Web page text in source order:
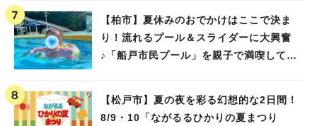
【柏市】夏休みのおでかけはここで決ま
り！流れるプール＆スライダーに大興奮
♪「船戸市民プール」を親子で満喫してき
【松戸市】夏の夜を彩る幻想的な2日間！
8/9・10「ながるるひかりの夏まつり